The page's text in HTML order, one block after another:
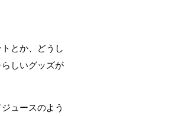
とか、どうし
しいグッズが
ュースのよう